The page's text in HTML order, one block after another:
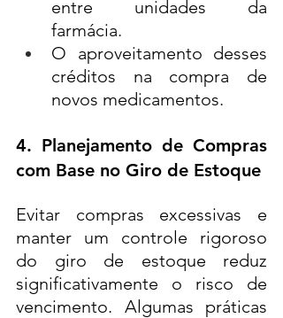
entre unidades da
farmácia.
O aproveitamento desses
créditos na compra de
novos medicamentos.
4. Planejamento de Compras
com Base no Giro de Estoque
Evitar compras excessivas e
manter um controle rigoroso
do giro de estoque reduz
significativamente o risco de
vencimento. Algumas práticas